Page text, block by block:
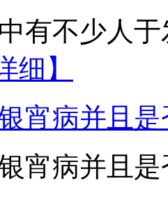
有不少人
细】
宵病并且
宵病并且